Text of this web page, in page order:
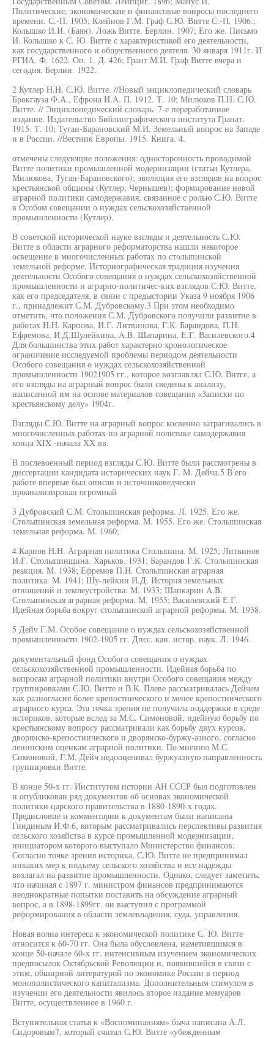
Политические, экономические и финансовые вопросы последнего
времени. С.-П. 1905; Клейнов Г.М. Граф С.Ю. Витте С.-П. 1906.;
Колышко И.И. (Баян). Ложь Витте. Берлин. 1907; Его же. Письмо
И. Колышко к С. Ю. Витте с характеристикой его деятельности,
как государственного и общественного деятеля. 30 января 1911г. И
РГИА. Ф. 1622. Оп. 1. Д. 426; Грант М.И. Граф Витте вчера и
сегодня. Берлин. 1922.
2 Кутлер H.H. С.Ю. Витте. //Новый энциклопедический словарь
Брокгауза Ф.А., Ефрона И.А. П. 1912. Т. 10; Милюков П.Н. С.Ю.
Витте. // Энциклопедический словарь. 7-е переработанное
издание. Издательство Библиографического института Гранат.
1915. Т. 10; Туган-Барановский М.И. Земельный вопрос на Западе
и в России. //Вестник Европы. 1915. Книга. 4.
отмечены следующие положения: односторонность проводимой
Витте политики промышленной модернизации (статьи Кутлера,
Милюкова, Туган-Барановского); эволюция его взглядов на вопрос
крестьянской общины (Кутлер, Чернышев); формирование новой
аграрной политики самодержавия, связанное с ролью С.Ю. Витте
в Особом совещании о нуждах сельскохозяйственной
промышленности (Кутлер).
В советской исторической науке взгляды и деятельность С.Ю.
Витте в области аграрного реформаторства нашли некоторое
освещение в многочисленных работах по столыпинской
земельной реформе. Историографическая традиция изучения
деятельности Особого совещания о нуждах сельскохозяйственной
промышленности и аграрно-политичес-ких взглядов С.Ю. Витте,
как его председателя, в связи с предыстории Указа 9 ноября 1906
г., принадлежит С.М. Дубровскому.3 При этом необходимо
отметить, что положения С.М. Дубровского получили развитие в
работах H.H. Карпова, И.Г. Литвинова, Г.К. Барандова, П.Н.
Ефремова, И.Д.Шулейкина, A.B. Шапарина, Е.Г. Василевского.4
Для большинства этих работ характерно хронологическое
ограничение исследуемой проблемы периодом деятельности
Особого совещания о нуждах сельскохозяйственной
промышленности 19021905 гг., которое возглавлял С.Ю. Витге, а
его взгляды на аграрный вопрос были сведены к анализу,
написанной им на основе материалов совещания «Записки по
крестьянскому делу» 1904г.
Взгляды С.Ю. Витте на аграрный вопрос косвенно затрагивались в
многочисленных работах по аграрной политике самодержавия
конца XIX -начала XX вв.
В послевоенный период взгляды С.Ю. Витте были рассмотрены в
диссертации кандидата исторических наук Г. М. Дейча.5 В его
работе впервые был описан и источниковедчески
проанализирован огромный
3 Дубровский С.М. Столыпинская реформа. Л. 1925. Его же.
Столыпинская земельная реформа. М. 1955. Его же. Столыпинская
земельная реформа. М. 1960;
4 Карпов H.H. Аграрная политика Столыпина. М. 1925; Литвинов
И.Г. Столыпинщина. Харьков. 1931; Барандов Г.К. Столыпинская
реакция. М. 1938; Ефремов П.Н. Столыпинская аграрная
политика. М. 1941; Шу-лейкин И.Д. История земельных
отношений и землеустройства. М. 1933; Шапкарин A.B.
Столыпинская аграрная реформа. М. 1955; Василевский Е.Г.
Идейная борьба вокруг столыпинской аграрной реформы. М. 1938.
5 Дейч Г.М. Особое совещание о нуждах сельскохозяйственной
промышленности 1902-1905 гг. Дпсс. кан. истор. наук. Л. 1946.
документальный фонд Особого совещания о нуждах
сельскохозяйственной промышленности. Идейная борьба по
вопросам аграрной политики внутри Особого совещания между
группировками С.Ю. Витте и В.К. Плеве рассматривалась Дейчем
как разногласия более крепостнического и менее крепостнического
аграрного курса. Эта точка зрения не получила поддержки в среде
историков, которые вслед за М.С. Симоновой, идейную борьбу по
крестьянскому вопросу рассматривали как борьбу двух курсов,
дворянско-крепостнического и дворянско-буржу-азного, согласно
ленинским оценкам аграрной политики. По мнению М.С.
Симоновой, Г.М. Дейч недооценивал буржуазную направленность
группировки Витте.
В конце 50-х гг. Институтом истории АН СССР был подготовлен
и опубликован ряд документов об основах экономической
политики царского правительства в 1880-1890-х годах.
Предисловие и комментарии к документам были написаны
Гиндиным И.Ф.6, которым рассматривались перспективы развития
сельского хозяйства в курсе промышленной модернизации,
инициатором которого выступало Министерство финансов.
Согласно точке зрения историка, С.Ю. Витте не предпринимал
никаких мер к подъему сельского хозяйства и все надежды
возлагал на развитие промышленности. Однако, следует заметить,
что начиная с 1897 г. министром финансов предпринимаются
неоднократные попытки поставить на обсуждение аграрный
вопрос, а в 1898-1899гг. он выступил с программой
реформирования в области землевладения, суда, управления.
Новая волна интереса к экономической политике С. Ю. Витте
относится к 60-70 гг. Она была обусловлена, наметившимся в
конце 50-начале 60-х гг. интенсивным изучением экономических
предпосылок Октябрьской Революции и, появившейся в связи с
этим, обширной литературой по экономике России в период
монополистического капитализма. Дополнительным стимулом в
изучении его деятельности явилось второе издание мемуаров
Витте, осуществленное в 1960 г.
Вступительная статья к «Воспоминаниям» быча написана А.Л.
Сидоровым7, который считал С.Ю. Витте «убежденным